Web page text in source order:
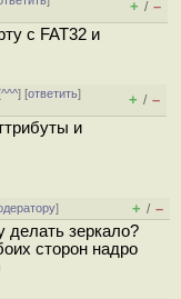
+ / –
с FAT32 и
^^^] [ответить]
+ / –
и
] + / –
делать зеркало?
сторон надро